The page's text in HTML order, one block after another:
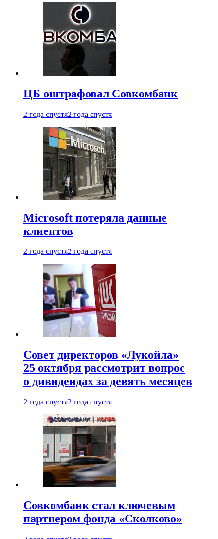
ЦБ оштрафовал Совкомбанк
2 года спустя2 года спустя
Microsoft потеряла данные
клиентов
2 года спустя2 года спустя
Совет директоров «Лукойла»
25 октября рассмотрит вопрос
о дивидендах за девять месяцев
2 года спустя2 года спустя
Совкомбанк стал ключевым
партнером фонда «Сколково»